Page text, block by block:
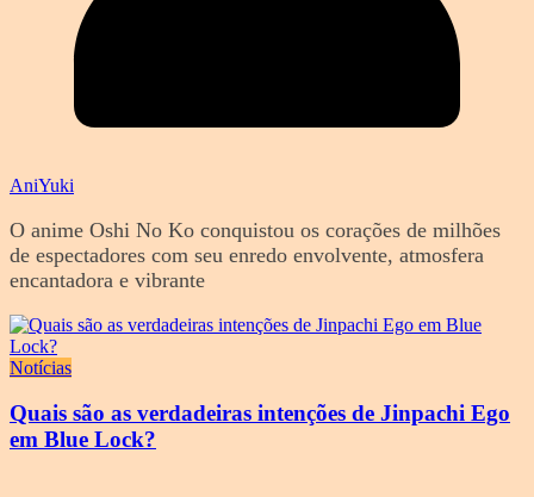
AniYuki
O anime Oshi No Ko conquistou os corações de milhões
de espectadores com seu enredo envolvente, atmosfera
encantadora e vibrante
Notícias
Quais são as verdadeiras intenções de Jinpachi Ego
em Blue Lock?